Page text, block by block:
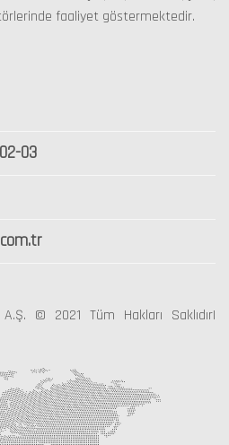
faaliyet göstermektedir.
03
© 2021 Tüm Hakları Saklıdır|